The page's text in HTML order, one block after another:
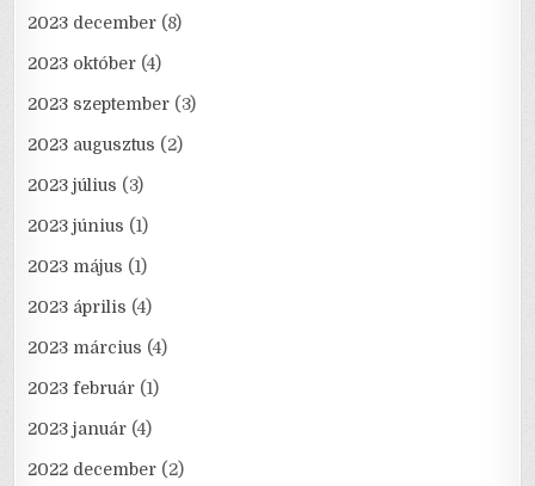
2023 december (8)
2023 október (4)
2023 szeptember (3)
2023 augusztus (2)
2023 július (3)
2023 június (1)
2023 május (1)
2023 április (4)
2023 március (4)
2023 február (1)
2023 január (4)
2022 december (2)